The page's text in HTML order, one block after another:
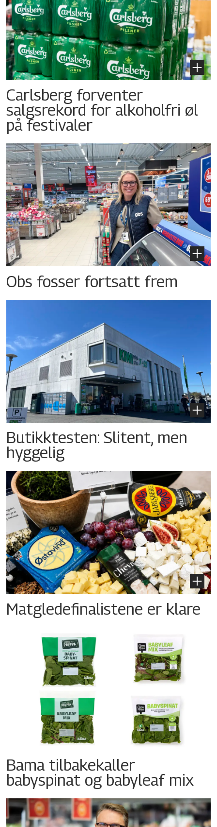
Carlsberg forventer
salgsrekord for alkoholfri øl
på festivaler
Obs fosser fortsatt frem
Butikktesten: Slitent, men
hyggelig
Matgledefinalistene er klare
Bama tilbakekaller
babyspinat og babyleaf mix